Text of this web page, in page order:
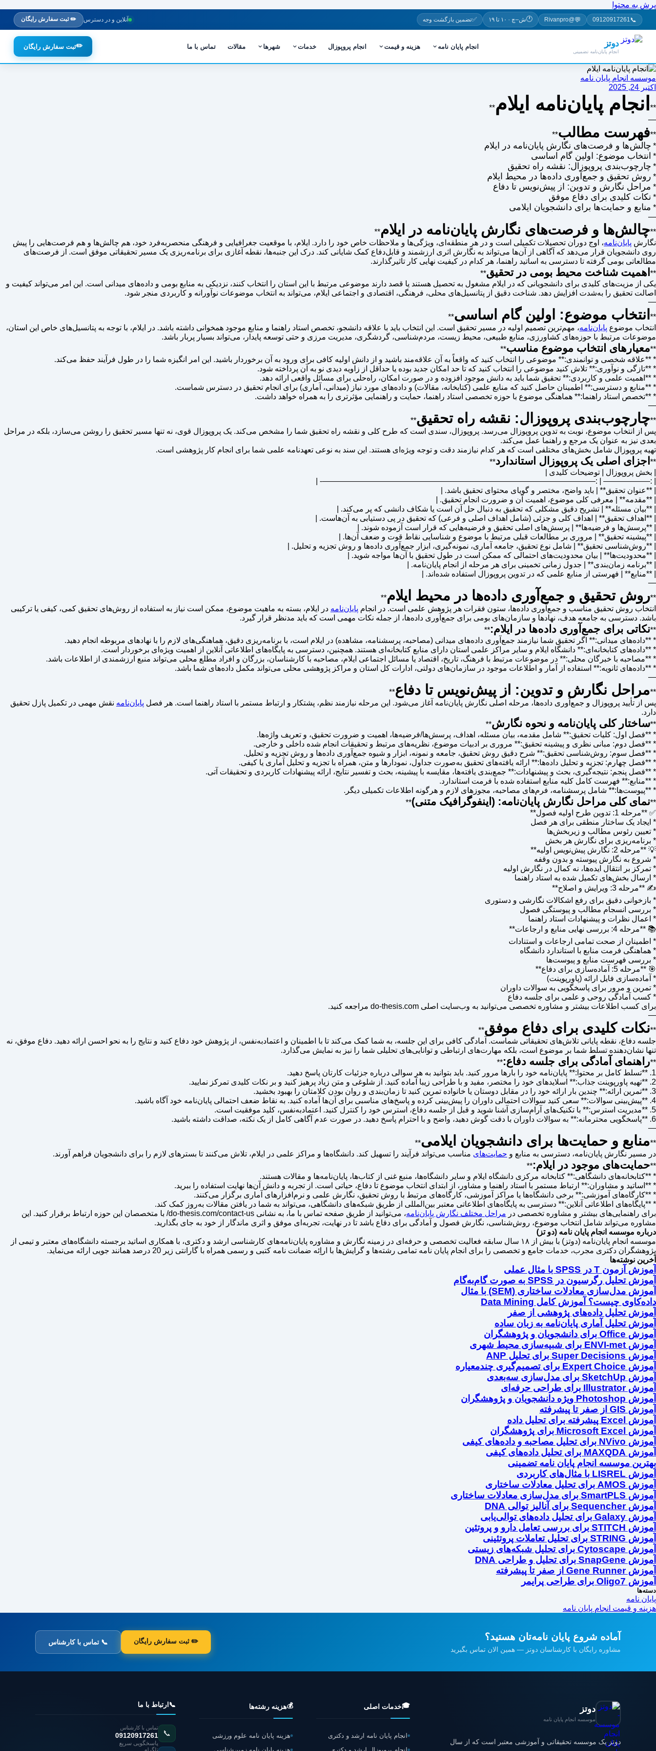
پرش به محتوا
📞
09120917261
💬
@Rivanpro
🕐ش–چ · ۱۰ تا ۱۹ ✅تضمین بازگشت وجه آنلاین و در دسترس ✏️ ثبت سفارش رایگان
دوتز
انجام پایان‌نامه تضمینی
انجام پایان نامه هزینه و قیمت انجام پروپوزال خدمات شهرها مقالات تماس با ما ✏️ثبت سفارش رایگان
موسسه انجام پایان نامه
اکتبر 24, 2025
** انجام پایان‌نامه ایلام**
—
**فهرست مطالب**
* چالش‌ها و فرصت‌های نگارش پایان‌نامه در ایلام
* انتخاب موضوع: اولین گام اساسی
* چارچوب‌بندی پروپوزال: نقشه راه تحقیق
* روش تحقیق و جمع‌آوری داده‌ها در محیط ایلام
* مراحل نگارش و تدوین: از پیش‌نویس تا دفاع
* نکات کلیدی برای دفاع موفق
* منابع و حمایت‌ها برای دانشجویان ایلامی
—
**چالش‌ها و فرصت‌های نگارش پایان‌نامه در ایلام**
نگارش پایان‌نامه، اوج دوران تحصیلات تکمیلی است و در هر منطقه‌ای، ویژگی‌ها و ملاحظات خاص خود را دارد. ایلام، با موقعیت جغرافیایی و فرهنگی منحصربه‌فرد خود، هم چالش‌ها و هم فرصت‌هایی را پیش
روی دانشجویان قرار می‌دهد که آگاهی از آن‌ها می‌تواند به نگارش اثری ارزشمند و قابل‌دفاع کمک شایانی کند. درک این جنبه‌ها، نقطه آغازی برای برنامه‌ریزی یک مسیر تحقیقاتی موفق است. از فرصت‌های
مطالعاتی بومی گرفته تا دسترسی به اساتید راهنما، هر کدام در کیفیت نهایی کار تاثیرگذارند.
** اهمیت شناخت محیط بومی در تحقیق**
یکی از مزیت‌های کلیدی برای دانشجویانی که در ایلام مشغول به تحصیل هستند یا قصد دارند موضوعی مرتبط با این استان را انتخاب کنند، نزدیکی به منابع بومی و داده‌های میدانی است. این امر می‌تواند کیفیت و
اصالت تحقیق را به‌شدت افزایش دهد. شناخت دقیق از پتانسیل‌های محلی، فرهنگی، اقتصادی و اجتماعی ایلام، می‌تواند به انتخاب موضوعات نوآورانه و کاربردی منجر شود.
—
** انتخاب موضوع: اولین گام اساسی**
انتخاب موضوع پایان‌نامه، مهم‌ترین تصمیم اولیه در مسیر تحقیق است. این انتخاب باید با علاقه دانشجو، تخصص استاد راهنما و منابع موجود همخوانی داشته باشد. در ایلام، با توجه به پتانسیل‌های خاص این استان،
موضوعات مرتبط با حوزه‌های کشاورزی، منابع طبیعی، محیط زیست، مردم‌شناسی، گردشگری، مدیریت مرزی و حتی توسعه پایدار، می‌تواند بسیار پربار باشد.
**معیارهای انتخاب موضوع مناسب**
* **علاقه شخصی و توانمندی:** موضوعی را انتخاب کنید که واقعاً به آن علاقه‌مند باشید و از دانش اولیه کافی برای ورود به آن برخوردار باشید. این امر انگیزه شما را در طول فرآیند حفظ می‌کند.
* **تازگی و نوآوری:** تلاش کنید موضوعی را انتخاب کنید که تا حد امکان جدید بوده یا حداقل از زاویه دیدی نو به آن پرداخته شود.
* **اهمیت علمی و کاربردی:** تحقیق شما باید به دانش موجود افزوده و در صورت امکان، راه‌حلی برای مسائل واقعی ارائه دهد.
* **منابع و دسترسی:** اطمینان حاصل کنید که منابع علمی (کتابخانه، مقالات) و داده‌های مورد نیاز (میدانی، آماری) برای انجام تحقیق در دسترس شماست.
* **تخصص استاد راهنما:** هماهنگی موضوع با حوزه تخصصی استاد راهنما، حمایت و راهنمایی مؤثرتری را به همراه خواهد داشت.
—
**چارچوب‌بندی پروپوزال: نقشه راه تحقیق**
پس از انتخاب موضوع، نوبت به تدوین پروپوزال می‌رسد. پروپوزال، سندی است که طرح کلی و نقشه راه تحقیق شما را مشخص می‌کند. یک پروپوزال قوی، نه تنها مسیر تحقیق را روشن می‌سازد، بلکه در مراحل
بعدی نیز به عنوان یک مرجع و راهنما عمل می‌کند.
تهیه پروپوزال شامل بخش‌های مختلفی است که هر کدام نیازمند دقت و توجه ویژه‌ای هستند. این سند به نوعی تعهدنامه علمی شما برای انجام کار پژوهشی است.
** اجزای اصلی یک پروپوزال استاندارد**
| بخش پروپوزال | توضیحات کلیدی |
| :—————— | :———————————————————————————————————- |
| **عنوان تحقیق** | باید واضح، مختصر و گویای محتوای تحقیق باشد. |
| **مقدمه** | معرفی کلی موضوع، اهمیت آن و ضرورت انجام تحقیق. |
| **بیان مسئله** | تشریح دقیق مشکلی که تحقیق به دنبال حل آن است یا شکاف دانشی که پر می‌کند. |
| **اهداف تحقیق** | اهداف کلی و جزئی (شامل اهداف اصلی و فرعی) که تحقیق در پی دستیابی به آن‌هاست. |
| **پرسش‌ها و فرضیه‌ها** | پرسش‌های اصلی تحقیق و فرضیه‌هایی که قرار است آزموده شوند. |
| **پیشینه تحقیق** | مروری بر مطالعات قبلی مرتبط با موضوع و شناسایی نقاط قوت و ضعف آن‌ها. |
| **روش‌شناسی تحقیق** | شامل نوع تحقیق، جامعه آماری، نمونه‌گیری، ابزار جمع‌آوری داده‌ها و روش تجزیه و تحلیل. |
| **محدودیت‌ها** | بیان محدودیت‌های احتمالی که ممکن است در طول تحقیق با آن‌ها مواجه شوید. |
| **برنامه زمان‌بندی** | جدول زمانی تخمینی برای هر مرحله از انجام پایان‌نامه. |
| **منابع** | فهرستی از منابع علمی که در تدوین پروپوزال استفاده شده‌اند. |
—
**روش تحقیق و جمع‌آوری داده‌ها در محیط ایلام**
انتخاب روش تحقیق مناسب و جمع‌آوری داده‌ها، ستون فقرات هر پژوهش علمی است. در انجام پایان‌نامه در ایلام، بسته به ماهیت موضوع، ممکن است نیاز به استفاده از روش‌های تحقیق کمی، کیفی یا ترکیبی
باشد. دسترسی به جامعه هدف، نهادها و سازمان‌های بومی برای جمع‌آوری داده‌ها، از جمله نکات مهمی است که باید مدنظر قرار گیرد.
**نکاتی برای جمع‌آوری داده‌ها در ایلام:**
* **داده‌های میدانی:** اگر تحقیق شما نیازمند جمع‌آوری داده‌های میدانی (مصاحبه، پرسشنامه، مشاهده) در ایلام است، با برنامه‌ریزی دقیق، هماهنگی‌های لازم را با نهادهای مربوطه انجام دهید.
* **داده‌های کتابخانه‌ای:** دانشگاه ایلام و سایر مراکز علمی استان دارای منابع کتابخانه‌ای هستند. همچنین، دسترسی به پایگاه‌های اطلاعاتی آنلاین از اهمیت ویژه‌ای برخوردار است.
* **مصاحبه با خبرگان محلی:** در موضوعات مرتبط با فرهنگ، تاریخ، اقتصاد یا مسائل اجتماعی ایلام، مصاحبه با کارشناسان، بزرگان و افراد مطلع محلی می‌تواند منبع ارزشمندی از اطلاعات باشد.
* **داده‌های ثانویه:** استفاده از آمار و اطلاعات موجود در سازمان‌های دولتی، ادارات کل استان و مراکز پژوهشی محلی می‌تواند مکمل داده‌های شما باشد.
—
**مراحل نگارش و تدوین: از پیش‌نویس تا دفاع**
پس از تأیید پروپوزال و جمع‌آوری داده‌ها، مرحله اصلی نگارش پایان‌نامه آغاز می‌شود. این مرحله نیازمند نظم، پشتکار و ارتباط مستمر با استاد راهنما است. هر فصل پایان‌نامه نقش مهمی در تکمیل پازل تحقیق
دارد.
**ساختار کلی پایان‌نامه و نحوه نگارش**
* **فصل اول: کلیات تحقیق:** شامل مقدمه، بیان مسئله، اهداف، پرسش‌ها/فرضیه‌ها، اهمیت و ضرورت تحقیق، و تعریف واژه‌ها.
* **فصل دوم: مبانی نظری و پیشینه تحقیق:** مروری بر ادبیات موضوع، نظریه‌های مرتبط و تحقیقات انجام شده داخلی و خارجی.
* **فصل سوم: روش‌شناسی تحقیق:** شرح دقیق روش تحقیق، جامعه و نمونه، ابزار و شیوه جمع‌آوری داده‌ها و روش تجزیه و تحلیل.
* **فصل چهارم: تجزیه و تحلیل داده‌ها:** ارائه یافته‌های تحقیق به‌صورت جداول، نمودارها و متن، همراه با تجزیه و تحلیل آماری یا کیفی.
* **فصل پنجم: نتیجه‌گیری، بحث و پیشنهادات:** جمع‌بندی یافته‌ها، مقایسه با پیشینه، بحث و تفسیر نتایج، ارائه پیشنهادات کاربردی و تحقیقات آتی.
* **منابع:** فهرست کامل کلیه منابع استفاده شده با فرمت استاندارد.
* **پیوست‌ها:** شامل پرسشنامه، فرم‌های مصاحبه، مجوزهای لازم و هرگونه اطلاعات تکمیلی دیگر.
**نمای کلی مراحل نگارش پایان‌نامه: (اینفوگرافیک متنی)**
✅ **مرحله 1: تدوین طرح اولیه فصول**
* ایجاد یک ساختار منطقی برای هر فصل
* تعیین رئوس مطالب و زیربخش‌ها
* برنامه‌ریزی برای نگارش هر بخش
💡 **مرحله 2: نگارش پیش‌نویس اولیه**
* شروع به نگارش پیوسته و بدون وقفه
* تمرکز بر انتقال ایده‌ها، نه کمال در نگارش اولیه
* ارسال بخش‌های تکمیل شده به استاد راهنما
✍️ **مرحله 3: ویرایش و اصلاح**
* بازخوانی دقیق برای رفع اشکالات نگارشی و دستوری
* بررسی انسجام مطالب و پیوستگی فصول
* اعمال نظرات و پیشنهادات استاد راهنما
📚 **مرحله 4: بررسی نهایی منابع و ارجاعات**
* اطمینان از صحت تمامی ارجاعات و استنادات
* هماهنگی فرمت منابع با استاندارد دانشگاه
* بررسی فهرست منابع و پیوست‌ها
🎯 **مرحله 5: آماده‌سازی برای دفاع**
* آماده‌سازی فایل ارائه (پاورپوینت)
* تمرین و مرور برای پاسخگویی به سوالات داوران
* کسب آمادگی روحی و علمی برای جلسه دفاع
برای کسب اطلاعات بیشتر و مشاوره تخصصی می‌توانید به وب‌سایت اصلی do-thesis.com مراجعه کنید.
—
**نکات کلیدی برای دفاع موفق**
جلسه دفاع، نقطه پایانی تلاش‌های تحقیقاتی شماست. آمادگی کافی برای این جلسه، به شما کمک می‌کند تا با اطمینان و اعتمادبه‌نفس، از پژوهش خود دفاع کنید و نتایج را به نحو احسن ارائه دهید. دفاع موفق، نه
تنها نشان‌دهنده تسلط شما بر موضوع است، بلکه مهارت‌های ارتباطی و توانایی‌های تحلیلی شما را نیز به نمایش می‌گذارد.
**راهنمای آمادگی برای جلسه دفاع:**
1. **تسلط کامل بر محتوا:** پایان‌نامه خود را بارها مرور کنید. باید بتوانید به هر سوالی درباره جزئیات کارتان پاسخ دهید.
2. **تهیه پاورپوینت جذاب:** اسلایدهای خود را مختصر، مفید و با طراحی زیبا آماده کنید. از شلوغی و متن زیاد پرهیز کنید و بر نکات کلیدی تمرکز نمایید.
3. **تمرین ارائه:** چندین بار ارائه خود را در مقابل دوستان یا خانواده تمرین کنید تا زمان‌بندی و روان بودن کلامتان را بهبود بخشید.
4. **پیش‌بینی سوالات:** سعی کنید سوالات احتمالی داوران را پیش‌بینی کرده و پاسخ‌های مناسبی برای آن‌ها آماده کنید. به نقاط ضعف احتمالی پایان‌نامه خود آگاه باشید.
5. **مدیریت استرس:** با تکنیک‌های آرام‌سازی آشنا شوید و قبل از جلسه دفاع، استرس خود را کنترل کنید. اعتمادبه‌نفس، کلید موفقیت است.
6. **پاسخگویی محترمانه:** به سوالات داوران با دقت گوش دهید، واضح و با احترام پاسخ دهید. در صورت عدم آگاهی کامل از یک نکته، صداقت داشته باشید.
—
**منابع و حمایت‌ها برای دانشجویان ایلامی**
در مسیر نگارش پایان‌نامه، دسترسی به منابع و حمایت‌های مناسب می‌تواند فرآیند را تسهیل کند. دانشگاه‌ها و مراکز علمی در ایلام، تلاش می‌کنند تا بسترهای لازم را برای دانشجویان فراهم آورند.
**حمایت‌های موجود در ایلام:**
* **کتابخانه‌های دانشگاهی:** کتابخانه مرکزی دانشگاه ایلام و سایر دانشگاه‌ها، منبع غنی از کتاب‌ها، پایان‌نامه‌ها و مقالات هستند.
* **اساتید و مشاوران:** ارتباط مستمر با استاد راهنما و مشاور، از ابتدای انتخاب موضوع تا دفاع، حیاتی است. از تجربه و دانش آن‌ها نهایت استفاده را ببرید.
* **کارگاه‌های آموزشی:** برخی دانشگاه‌ها یا مراکز آموزشی، کارگاه‌های مرتبط با روش تحقیق، نگارش علمی و نرم‌افزارهای آماری برگزار می‌کنند.
* **پایگاه‌های اطلاعاتی آنلاین:** دسترسی به پایگاه‌های اطلاعاتی معتبر بین‌المللی از طریق شبکه‌های دانشگاهی، می‌تواند به شما در یافتن مقالات به‌روز کمک کند.
برای راهنمایی‌های بیشتر و مشاوره تخصصی در مراحل مختلف نگارش پایان‌نامه
، می‌توانید از طریق صفحه تماس با ما، به نشانی do-thesis.com/contact-us/ با متخصصان این حوزه ارتباط برقرار کنید. این
مشاوره می‌تواند شامل انتخاب موضوع، روش‌شناسی، نگارش فصول و آمادگی برای دفاع باشد تا در نهایت، تجربه‌ای موفق و اثری ماندگار از خود به جای بگذارید.
درباره موسسه انجام پایان نامه (دو تز)
موسسه انجام پایان‌نامه (دوتز) با بیش از ۱۸ سال سابقه فعالیت تخصصی و حرفه‌ای در زمینه نگارش و مشاوره پایان‌نامه‌های کارشناسی ارشد و دکتری، با همکاری اساتید برجسته دانشگاه‌های معتبر و تیمی از
پژوهشگران دکتری مجرب، خدمات جامع و تخصصی را برای انجام پایان نامه تمامی رشته‌ها و گرایش‌ها با اراِئه ضمانت نامه کتبی و رسمی همراه با گارانتی زیر 20 درصد همانند جویی ارائه می‌نماید.
آخرین نوشته‌ها
آموزش آزمون T در SPSS با مثال عملی
آموزش تحلیل رگرسیون در SPSS به صورت گام‌به‌گام
آموزش مدل‌سازی معادلات ساختاری (SEM) با مثال
داده‌کاوی چیست؟ آموزش کامل Data Mining
آموزش تحلیل داده‌های پژوهشی از صفر
آموزش تحلیل آماری پایان‌نامه به زبان ساده
آموزش Office برای دانشجویان و پژوهشگران
آموزش ENVI-met برای شبیه‌سازی محیط شهری
آموزش Super Decisions برای تحلیل ANP
آموزش Expert Choice برای تصمیم‌گیری چندمعیاره
آموزش SketchUp برای مدل‌سازی سه‌بعدی
آموزش Illustrator برای طراحی حرفه‌ای
آموزش Photoshop ویژه دانشجویان و پژوهشگران
آموزش GIS از صفر تا پیشرفته
آموزش Excel پیشرفته برای تحلیل داده
آموزش Microsoft Excel برای پژوهشگران
آموزش NVivo برای تحلیل مصاحبه و داده‌های کیفی
آموزش MAXQDA برای تحلیل داده‌های کیفی
بهترین موسسه انجام پایان نامه تضمینی
آموزش LISREL با مثال‌های کاربردی
آموزش AMOS برای تحلیل معادلات ساختاری
آموزش SmartPLS برای مدل‌سازی معادلات ساختاری
آموزش Sequencher برای آنالیز توالی DNA
آموزش Galaxy برای تحلیل داده‌های توالی‌یابی
آموزش STITCH برای بررسی تعامل دارو و پروتئین
آموزش STRING برای تحلیل تعاملات پروتئینی
آموزش Cytoscape برای تحلیل شبکه‌های زیستی
آموزش SnapGene برای تحلیل و طراحی DNA
آموزش Gene Runner از صفر تا پیشرفته
آموزش Oligo7 برای طراحی پرایمر
دسته‌ها
پایان نامه
هزینه و قیمت انجام پایان نامه
آماده شروع پایان نامه‌تان هستید؟
مشاوره رایگان با کارشناسان دوتز — همین الان تماس بگیرید
✏️ ثبت سفارش رایگان 📞 تماس با کارشناس
دوتز
موسسه انجام پایان نامه
دوتز یک موسسه تحقیقاتی و آموزشی معتبر است که از سال
🎓خدمات اصلی
انجام پایان نامه ارشد و دکتری
💰هزینه رشته‌ها
هزینه پایان نامه علوم ورزشی
📞 ارتباط با ما
📞
تماس با کارشناس
09120917261
پاسخگویی سریع
تلگرام